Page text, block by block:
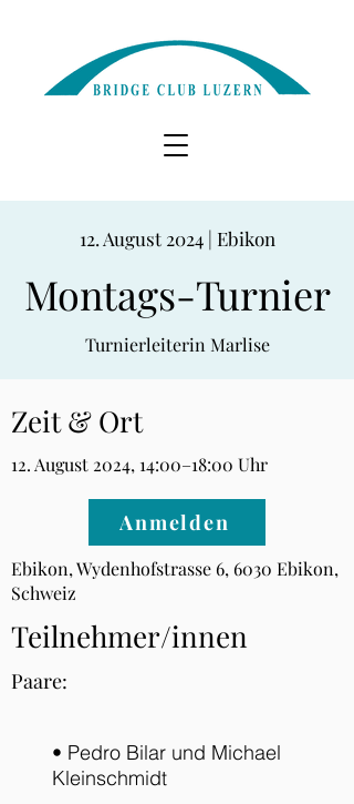
12. August 2024 | Ebikon
Montags-Turnier
Turnierleiterin Marlise
Zeit & Ort
12. August 2024, 14:00–18:00 Uhr
Anmelden
Ebikon, Wydenhofstrasse 6, 6030 Ebikon,
Schweiz
Teilnehmer/innen
Paare:
• Pedro Bilar und Michael
Kleinschmidt